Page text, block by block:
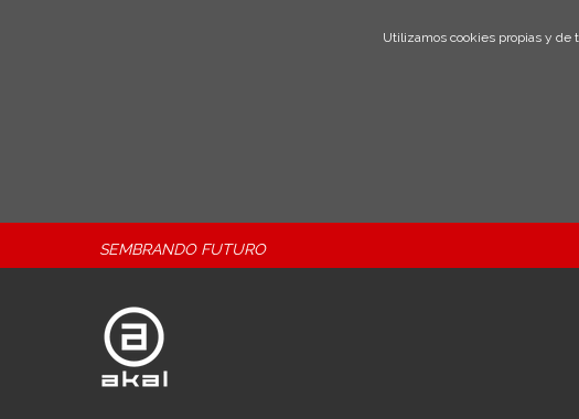
Utilizamos cookies propias y de
SEMBRANDO FUTURO